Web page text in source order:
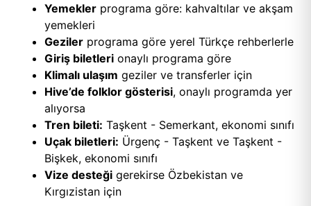
Yemekler programa göre: kahvaltılar ve akşam
yemekleri
Geziler programa göre yerel Türkçe rehberlerle
Giriş biletleri onaylı programa göre
Klimalı ulaşım geziler ve transferler için
Hive’de folklor gösterisi, onaylı programda yer
alıyorsa
Tren bileti: Taşkent - Semerkant, ekonomi sınıfı
Uçak biletleri: Ürgenç - Taşkent ve Taşkent -
Bişkek, ekonomi sınıfı
Vize desteği gerekirse Özbekistan ve
Kırgızistan için